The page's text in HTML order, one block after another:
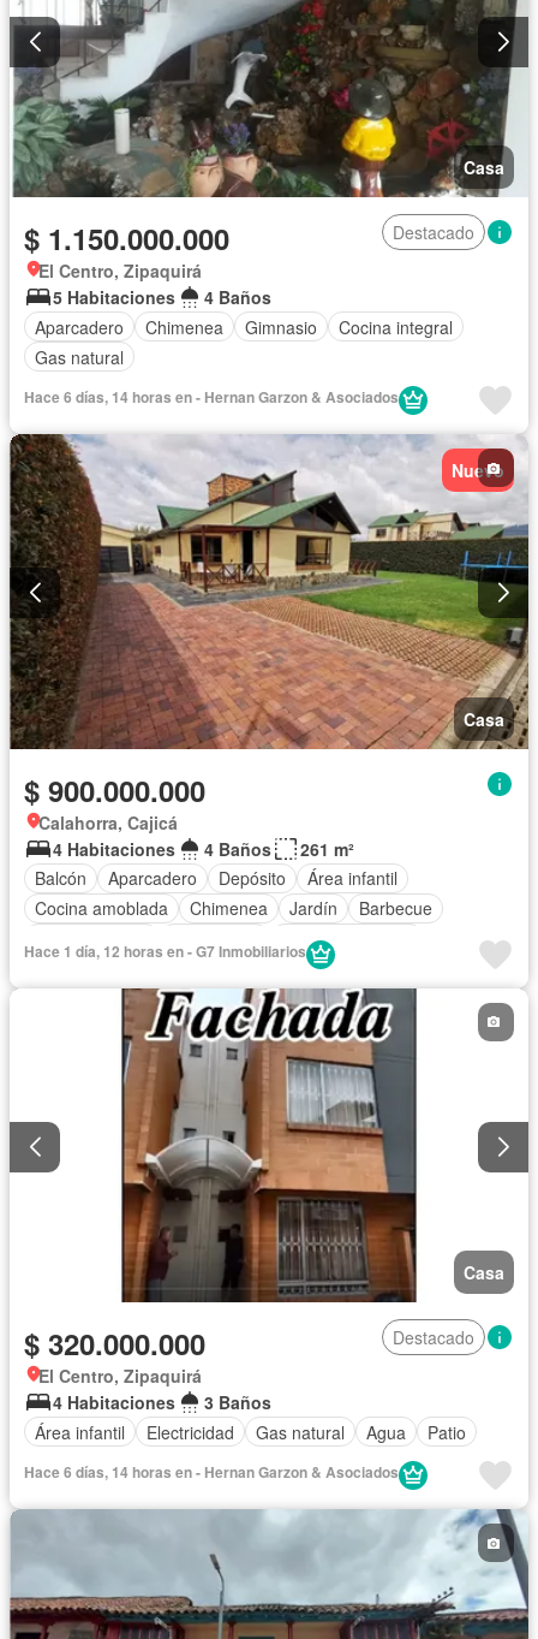
Casa
$ 1.150.000.000
Destacado
El Centro, Zipaquirá
5 Habitaciones
4 Baños
Aparcadero
Chimenea Gimnasio
Cocina integral
Gas natural
Hace 6 días, 14 horas en - Hernan Garzon & Asociados
Nuevo
Casa
$ 900.000.000
Calahorra, Cajicá
4 Habitaciones
4 Baños
261 m²
Balcón
Aparcadero Depósito
Área infantil
Cocina amoblada
Chimenea Jardín
Barbecue
Vista panorámica
Hace 1 día, 12 horas en - G7 Inmobiliarios
Casa
$ 320.000.000
Destacado
El Centro, Zipaquirá
4 Habitaciones
3 Baños
Área infantil
Electricidad Gas natural Agua Patio
Hace 6 días, 14 horas en - Hernan Garzon & Asociados